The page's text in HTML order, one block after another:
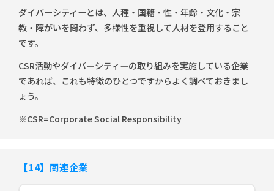
ダイバーシティーとは、人種・国籍・性・年齢・文化・宗
教・障がいを問わず、多様性を重視して人材を登用すること
です。
CSR活動やダイバーシティーの取り組みを実施している企業
であれば、これも特徴のひとつですからよく調べておきまし
ょう。
※CSR=Corporate Social Responsibility
【14】関連企業